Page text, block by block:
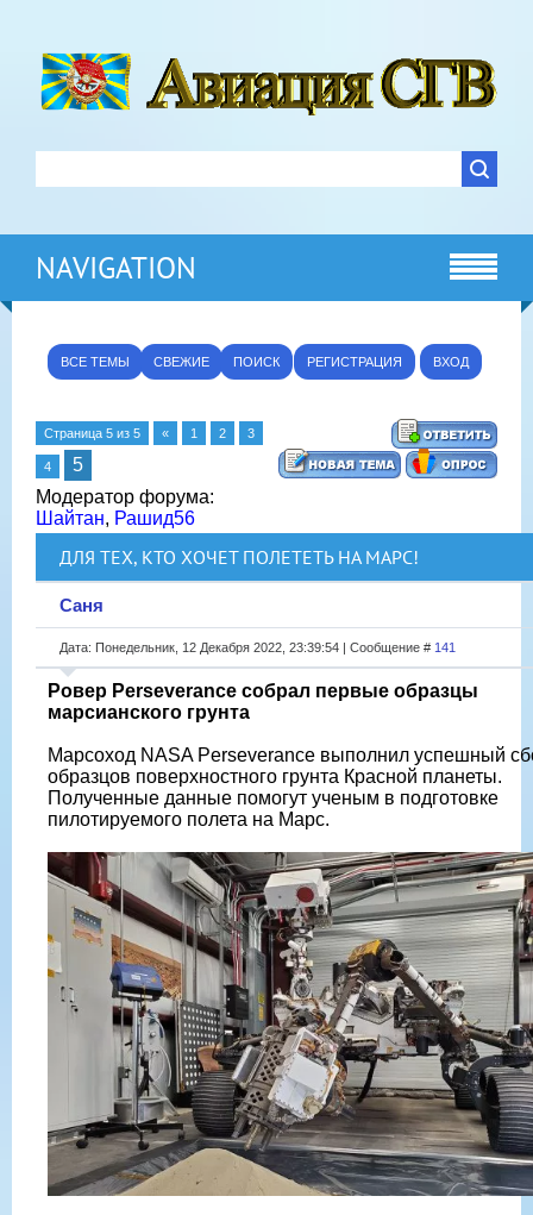
NAVIGATION
ВСЕ ТЕМЫ СВЕЖИЕ ПОИСК РЕГИСТРАЦИЯ ВХОД
Страница 5 из 5 « 1 2 3
4
5
Модератор форума:
Шайтан, Рашид56
ДЛЯ ТЕХ, КТО ХОЧЕТ ПОЛЕТЕТЬ НА МАРС!
Саня
Дата: Понедельник, 12 Декабря 2022, 23:39:54 | Сообщение # 141
Ровер Perseverance собрал первые образцы
марсианского грунта
Марсоход NASA Perseverance выполнил успешный
образцов поверхностного грунта Красной планеты.
Полученные данные помогут ученым в подготовке
пилотируемого полета на Марс.